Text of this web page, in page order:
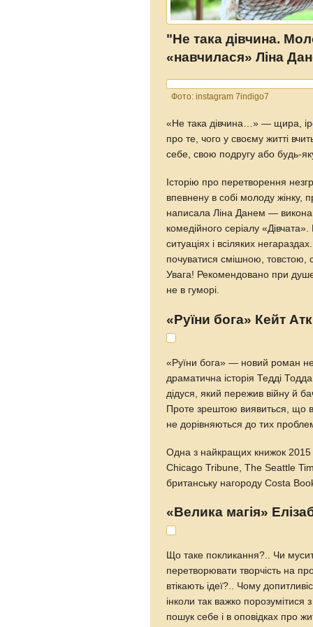
"Не така дівчина.
«навчилася» Ліна
Фото: instagram 7indigo7
«Не така дівчина…» — щира,
про те, чого у своєму житті
себе, свою подругу або будь-
Історію про перетворення
впевнену в собі молоду жінку,
написала Ліна Данем —
комедійного серіалу
ситуаціях і всіляких
почуватися смішною, товстою,
Увага! Рекомендовано при
не в гуморі.
«Руїни бога» Кейт
«Руїни бога» — новий роман
драматична історія Тедді
дідуся, який пережив війну й
Проте зрештою виявиться, що
не дорівняються до тих
Одна з найкращих книжок 2015
Chicago Tribune, The Seattle
британську нагороду Costa
«Велика магія»
Що таке покликання?.. Чи
перетворювати творчість на
втікають ідеї?.. Чому
інколи так важко
пошук себе і в оповідках про